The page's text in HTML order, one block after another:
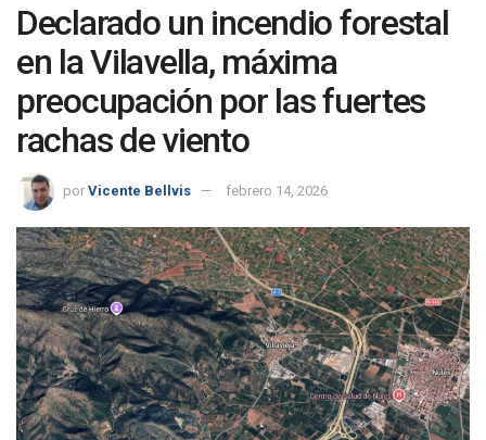
Declarado un incendio forestal
en la Vilavella, máxima
preocupación por las fuertes
rachas de viento
por Vicente Bellvis febrero 14, 2026